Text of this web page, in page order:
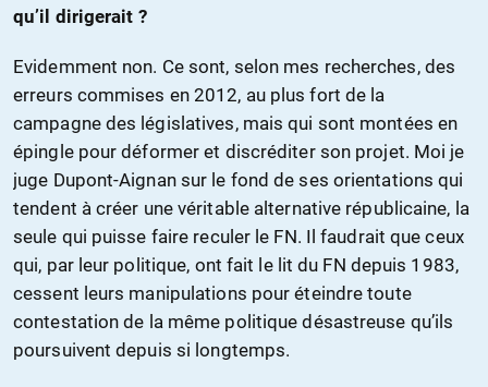
qu’il dirigerait ?
Evidemment non. Ce sont, selon mes recherches, des
erreurs commises en 2012, au plus fort de la
campagne des législatives, mais qui sont montées en
épingle pour déformer et discréditer son projet. Moi je
juge Dupont-Aignan sur le fond de ses orientations qui
tendent à créer une véritable alternative républicaine, la
seule qui puisse faire reculer le FN. Il faudrait que ceux
qui, par leur politique, ont fait le lit du FN depuis 1983,
cessent leurs manipulations pour éteindre toute
contestation de la même politique désastreuse qu’ils
poursuivent depuis si longtemps.